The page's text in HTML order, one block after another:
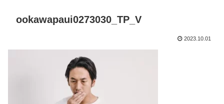
ookawapaui0273030_TP_V
2023.10.01